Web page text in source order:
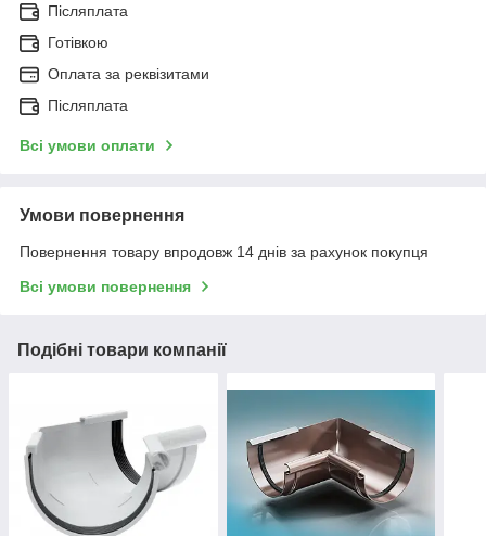
Післяплата
Готівкою
Оплата за реквізитами
Післяплата
Всі умови оплати
Умови повернення
Повернення товару впродовж 14 днів за рахунок покупця
Всі умови повернення
Подібні товари компанії